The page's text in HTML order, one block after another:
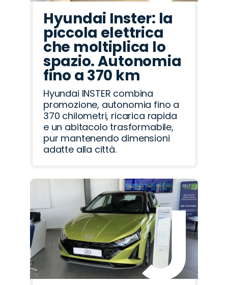
Hyundai Inster: la
piccola elettrica
che moltiplica lo
spazio. Autonomia
fino a 370 km
Hyundai INSTER combina
promozione, autonomia fino a
370 chilometri, ricarica rapida
e un abitacolo trasformabile,
pur mantenendo dimensioni
adatte alla città.